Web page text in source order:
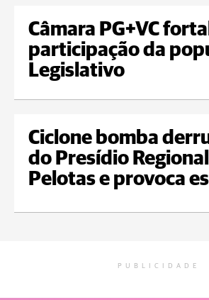
Câmara PG+VC
participação da
Legislativo
Ciclone bomba
do Presídio
Pelotas e provoca
PUBLICIDADE